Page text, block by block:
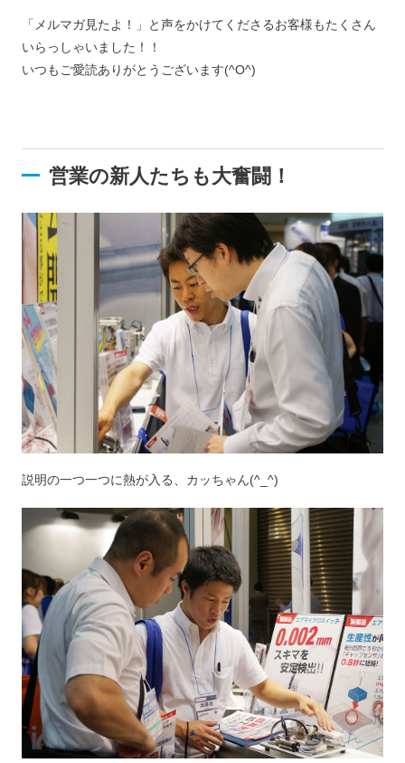
「メルマガ見たよ！」と声をかけてくださるお客様もたくさん
いらっしゃいました！！
いつもご愛読ありがとうございます(^O^)
営業の新人たちも大奮闘！
説明の一つ一つに熱が入る、カッちゃん(^_^)